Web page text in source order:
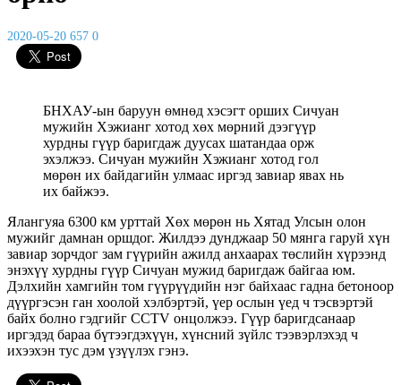
2020-05-20 657 0
БНХАУ-ын баруун өмнөд хэсэгт орших Сичуан
мужийн Хэжианг хотод хөх мөрний дээгүүр
хурдны гүүр баригдаж дуусах шатандаа орж
эхэлжээ. Сичуан мужийн Хэжианг хотод гол
мөрөн их байдагийн улмаас иргэд завиар явах нь
их байжээ.
Ялангуяа 6300 км урттай Хөх мөрөн нь Хятад Улсын олон
мужийг дамнан оршдог. Жилдээ дунджаар 50 мянга гаруй хүн
завиар зорчдог зам гүүрийн ажилд анхаарах төслийн хүрээнд
энэхүү хурдны гүүр Сичуан мужид баригдаж байгаа юм.
Дэлхийн хамгийн том гүүрүүдийн нэг байхаас гадна бетоноор
дүүргэсэн ган хоолой хэлбэртэй, үер ослын үед ч тэсвэртэй
байх болно гэдгийг CCTV онцолжээ. Гүүр баригдсанаар
иргэдэд бараа бүтээгдэхүүн, хүнсний зүйлс тээвэрлэхэд ч
ихээхэн тус дэм үзүүлэх гэнэ.